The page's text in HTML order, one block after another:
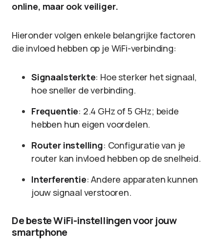
online, maar ook veiliger.
Hieronder volgen enkele belangrijke factoren
die invloed hebben op je WiFi-verbinding:
Signaalsterkte: Hoe sterker het signaal,
hoe sneller de verbinding.
Frequentie: 2.4 GHz of 5 GHz; beide
hebben hun eigen voordelen.
Router instelling: Configuratie van je
router kan invloed hebben op de snelheid.
Interferentie: Andere apparaten kunnen
jouw signaal verstooren.
De beste WiFi-instellingen voor jouw
smartphone